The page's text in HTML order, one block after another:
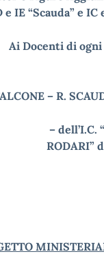
e IE “Scauda” e IC
Ai Docenti di
– R.
“ 3°
RODARI”